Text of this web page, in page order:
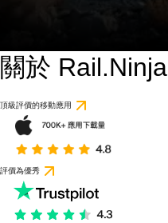
關於 Rail.Ninja
頂級評價的移動應用
評價為優秀